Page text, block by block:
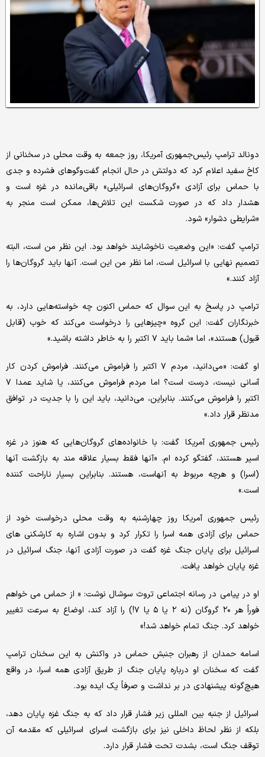
دونالد ترامپ رئیس‌جمهوری آمریکا، روز جمعه به وقت محلی در سخنانی از
کاخ سفید اعلام کرد که دولتش در حال انجام گفت‌وگوهای فشرده و جدی
با حماس برای آزادی «گروگان‌های اسرائیلی» باقی‌مانده در غزه است و
هشدار داد که در صورت شکست این تلاش‌ها، ممکن است منجر به
«شرایطی دشوار» شود.
ترامپ گفت: «این وضعیت ناخوشایند خواهد بود. این نظر من است، البته
تصمیم نهایی با اسرائیل است، اما نظر من این است. آنها باید گروگان‌ها را
آزاد کنند.»
ترامپ در پاسخ به این سوال که حماس اکنون چه خواسته‌هایی دارد، به
خبرنگاران گفت: این گروه «چیزهایی را درخواست می‌کند که خوب (قابل
قبول) هستند»، اما «شما باید ۷ اکتبر را به خاطر داشته باشید.»
او گفت: «می‌دانید، مردم ۷ اکتبر را فراموش می‌کنند. فراموش کردن کار
آسانی نیست، درست است؟ اما مردم فراموش می‌کنند، یا شاید عمدا ۷
اکتبر را فراموش می‌کنند. بنابراین، می‌دانید، باید این را با جدیت در توافق
مدنظر قرار داد.»
رئیس جمهوری آمریکا گفت: با خانواده‌های گروگان‌هایی که هنوز در غزه
اسیر هستند، گفتگو کرده ام. «آنها فقط بسیار علاقه مند به بازگشت آنها
(اسرا) و هرچه مربوط به آنهاست، هستند. بنابراین بسیار ناراحت کننده
است.»
رئیس جمهوری آمریکا روز چهارشنبه به وقت محلی درخواست خود از
حماس برای آزادی همه اسرا را تکرار کرد و بدون اشاره به کارشکنی های
اسرائیل برای پایان جنگ غزه گفت در صورت آزادی آنها، جنگ اسرائیل در
غزه پایان خواهد یافت.
او در پیامی در رسانه اجتماعی تروث سوشال نوشت: « از حماس می خواهم
فوراً هر ۲۰ گروگان (نه ۲ یا ۵ یا ۷!) را آزاد کند، اوضاع به سرعت تغییر
خواهد کرد. جنگ تمام خواهد شد!»
اسامه حمدان از رهبران جنبش حماس در واکنش به این سخنان ترامپ
گفت که سخنان او درباره پایان جنگ از طریق آزادی همه اسرا، در واقع
هیچ‌گونه پیشنهادی در بر نداشت و صرفاً یک ایده بود.
اسرائیل از جنبه بین المللی زیر فشار قرار داد که به جنگ غزه پایان دهد،
بلکه از نظر لحاظ داخلی نیز برای بازگشت اسرای اسرائیلی که مقدمه آن
توقف جنگ است، بشدت تحت فشار قرار دارد.